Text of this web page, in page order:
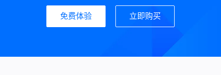
免费体验 立即购买